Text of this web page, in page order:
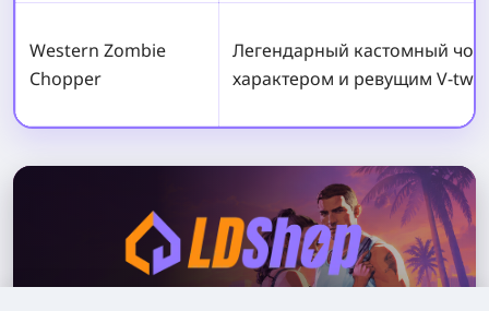
Western Zombie
Chopper
Легендарный кастомный
характером и ревущим V-